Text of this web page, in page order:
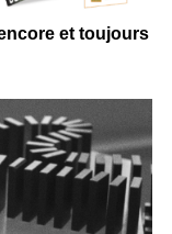
et toujours